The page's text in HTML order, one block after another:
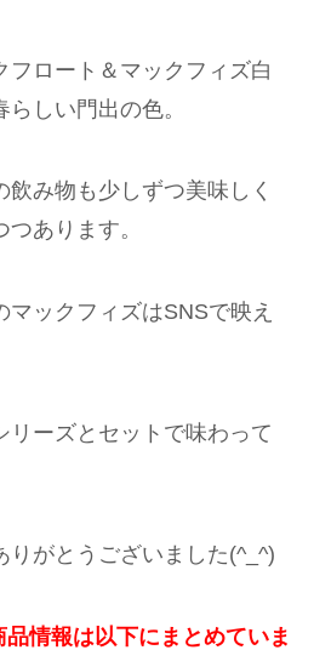
フロート＆マックフィズ白
しい門出の色。
み物も少しずつ美味しく
あります。
マックフィズはSNSで映え
リーズとセットで味わって
りがとうございました(^_^)
情報は以下にまとめていま